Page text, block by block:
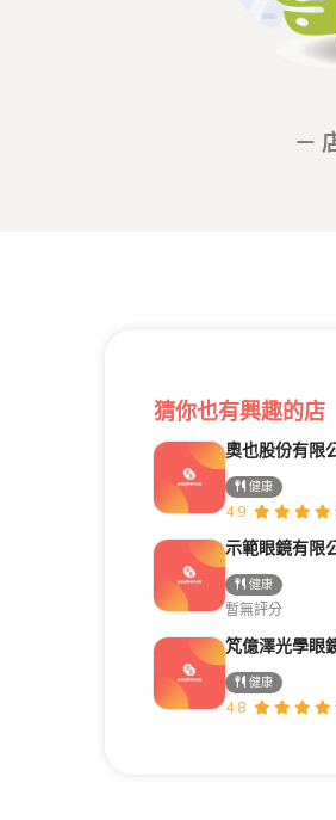
－
猜你也有興趣的店
奧也股份有限
健康
4.9
示範眼鏡有限
健康
暫無評分
竼億澤光學眼
健康
4.8